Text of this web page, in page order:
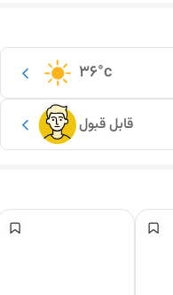
36°c
قابل قبول